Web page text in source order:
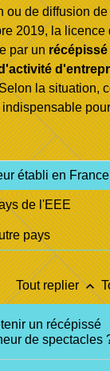
ou de diffusion
2019, la licence
par unrécépissé
la situation,
établi en France
de l'EEE
pays
Tout replierkeyboard_arrow_up
un récépissé
de spectacles